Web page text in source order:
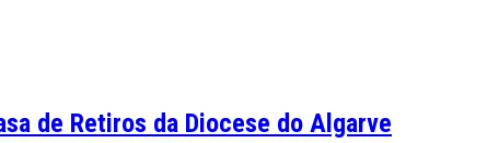
de Retiros da Diocese do Algarve